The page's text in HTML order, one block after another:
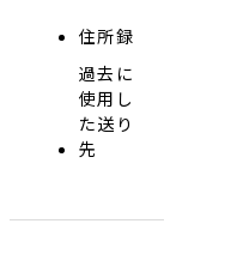
住所録
過去に
使用し
た送り
先